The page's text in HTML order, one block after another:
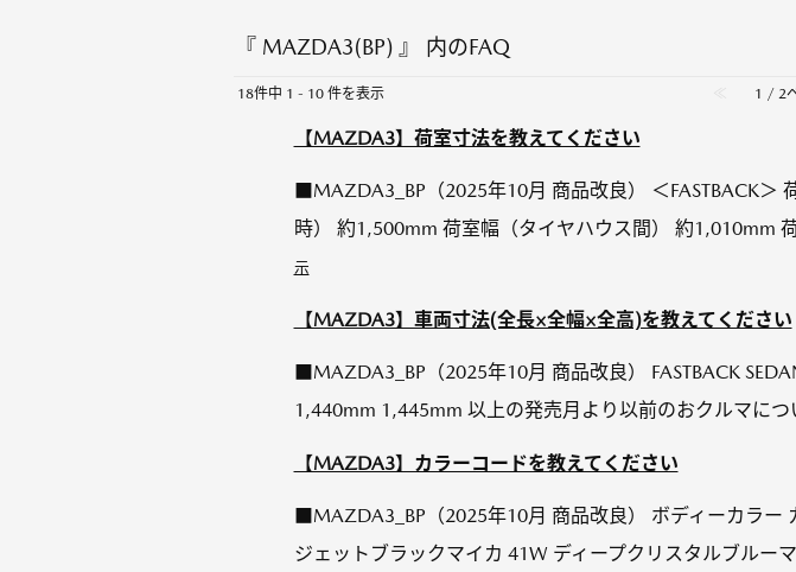
『 MAZDA3(BP) 』 内のFAQ
18件中 1 - 10 件を表示 1 / 2
【MAZDA3】荷室寸法を教えてください
■MAZDA3_BP（2025年10月 商品改良） ＜FASTBACK＞
時） 約1,500mm 荷室幅（タイヤハウス間） 約1,010mm
示
【MAZDA3】車両寸法(全長×全幅×全高)を教えてください
■MAZDA3_BP（2025年10月 商品改良） FASTBACK
1,440mm 1,445mm 以上の発売月より以前のおクルマに
【MAZDA3】カラーコードを教えてください
■MAZDA3_BP（2025年10月 商品改良） ボディーカラ
ジェットブラックマイカ 41W ディープクリスタルブル